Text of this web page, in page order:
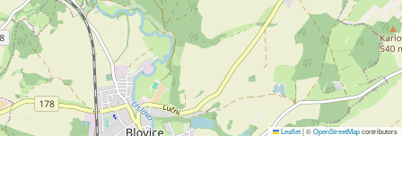
Leaflet|©OpenStreetMapcontributors